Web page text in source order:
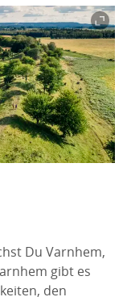
Du Varnhem,
gibt es
den